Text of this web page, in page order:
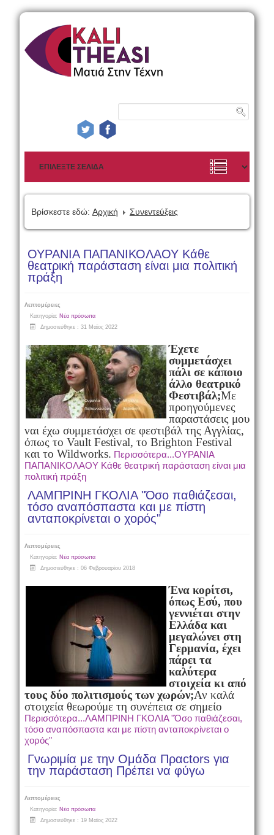
Βρίσκεστε εδώ: Αρχική Συνεντεύξεις
ΟΥΡΑΝΙΑ ΠΑΠΑΝΙΚΟΛΑΟΥ Κάθε
θεατρική παράσταση είναι μια πολιτική
πράξη
Λεπτομέρειες
Κατηγορία: Νέα πρόσωπα
Δημοσιεύθηκε : 31 Μαϊος 2022
Έχετε
συμμετάσχει
πάλι σε κάποιο
άλλο θεατρικό
Φεστιβάλ;Με
προηγούμενες
παραστάσεις μου
ναι έχω συμμετάσχει σε φεστιβάλ της Αγγλίας,
όπως το Vault Festival, το Brighton Festival
και το Wildworks. Περισσότερα...ΟΥΡΑΝΙΑ
ΠΑΠΑΝΙΚΟΛΑΟΥ Κάθε θεατρική παράσταση είναι μια
πολιτική πράξη
ΛΑΜΠΡΙΝΗ ΓΚΟΛΙΑ "Όσο παθιάζεσαι,
τόσο αναπόσπαστα και με πίστη
ανταποκρίνεται ο χορός"
Λεπτομέρειες
Κατηγορία: Νέα πρόσωπα
Δημοσιεύθηκε : 06 Φεβρουαρίου 2018
Ένα κορίτσι,
όπως Εσύ, που
γεννιέται στην
Ελλάδα και
μεγαλώνει στη
Γερμανία, έχει
πάρει τα
καλύτερα
στοιχεία κι από
τους δύο πολιτισμούς των χωρών;Αν καλά
στοιχεία θεωρούμε τη συνέπεια σε σημείο
Περισσότερα...ΛΑΜΠΡΙΝΗ ΓΚΟΛΙΑ "Όσο παθιάζεσαι,
τόσο αναπόσπαστα και με πίστη ανταποκρίνεται ο
χορός"
Γνωριμία με την Ομάδα Πραctors για
την παράσταση Πρέπει να φύγω
Λεπτομέρειες
Κατηγορία: Νέα πρόσωπα
Δημοσιεύθηκε : 19 Μαϊος 2022